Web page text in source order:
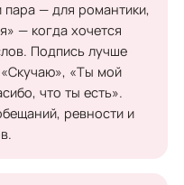
пара — для романтики,
— когда хочется
Подпись лучше
«Ты мой
что ты есть».
ревности и